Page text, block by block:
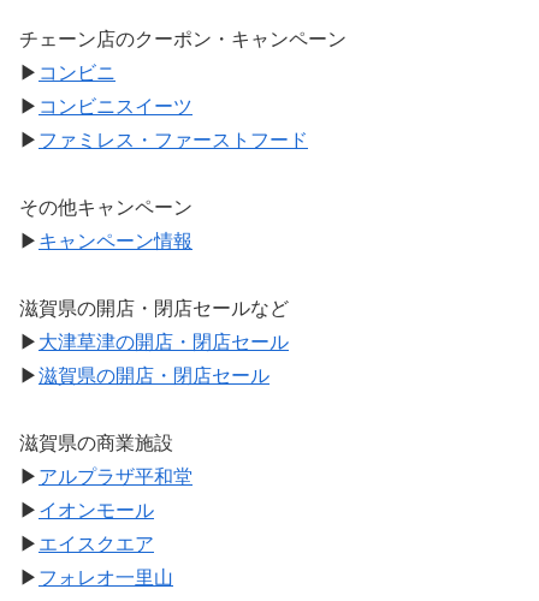
チェーン店のクーポン・キャンペーン
▶ コンビニ
▶ コンビニスイーツ
▶ ファミレス・ファーストフード
その他キャンペーン
▶ キャンペーン情報
滋賀県の開店・閉店セールなど
▶ 大津草津の開店・閉店セール
▶滋賀県の開店・閉店セール
滋賀県の商業施設
▶ アルプラザ平和堂
▶ イオンモール
▶ エイスクエア
▶ フォレオ一里山